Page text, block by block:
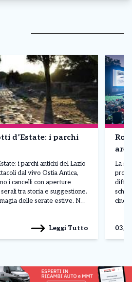
d’Estate: i parchi
i parchi antichi del Lazio
dal vivo Ostia Antica,
i cancelli con aperture
tra storia e suggestione.
delle serate estive. Nel
Leggi Tutto
La
03/